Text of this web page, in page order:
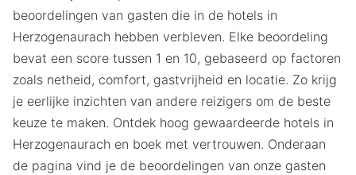
beoordelingen van gasten die in de hotels in
Herzogenaurach hebben verbleven. Elke beoordeling
bevat een score tussen 1 en 10, gebaseerd op factoren
zoals netheid, comfort, gastvrijheid en locatie. Zo krijg
je eerlijke inzichten van andere reizigers om de beste
keuze te maken. Ontdek hoog gewaardeerde hotels in
Herzogenaurach en boek met vertrouwen. Onderaan
de pagina vind je de beoordelingen van onze gasten